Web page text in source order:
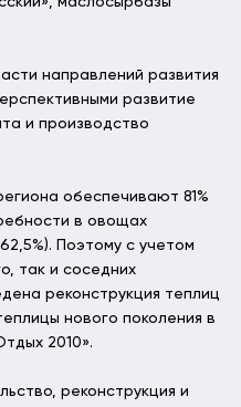
направлений развития
развитие
и производство
обеспечивают 81%
в овощах
Поэтому с учетом
так и соседних
реконструкция теплиц
нового поколения в
2010».
реконструкция и